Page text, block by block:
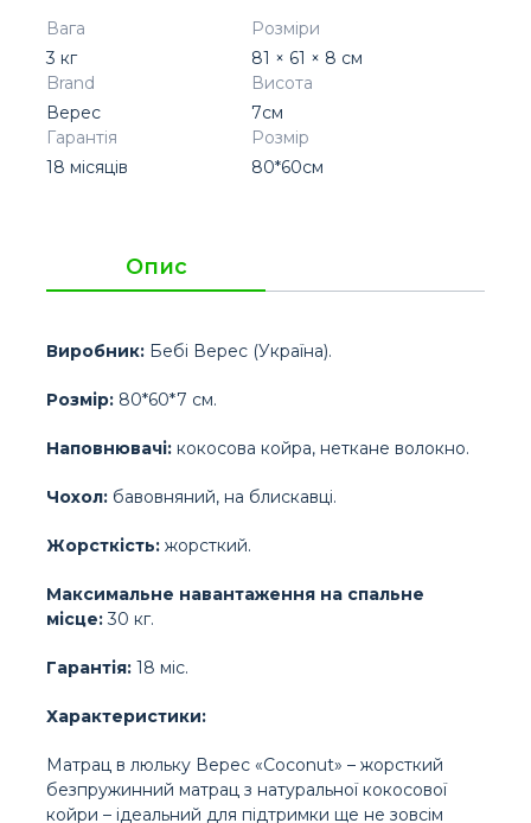
Вага
3 кг
Розміри
81 × 61 × 8 см
Brand
Верес
Висота
7см
Гарантія
18 місяців
Розмір
80*60см
Опис
Виробник: Бебі Верес (Україна).
Розмір: 80*60*7 см.
Наповнювачі: кокосова койра, неткане волокно.
Чохол: бавовняний, на блискавці.
Жорсткість: жорсткий.
Максимальне навантаження на спальне
місце:30 кг.
Гарантія: 18 міс.
Характеристики:
Матрац в люльку Верес «Coconut» – жорсткий
безпружинний матрац з натуральної кокосової
койри – ідеальний для підтримки ще не зовсім